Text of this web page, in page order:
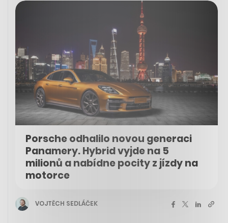
Porsche odhalilo novou generaci
Panamery. Hybrid vyjde na 5
milionů a nabídne pocity z jízdy na
motorce
VOJTĚCH SEDLÁČEK